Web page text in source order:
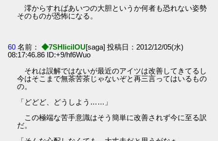
澪からすればあいつの大胆というか何者も恐れない姿勢
そのものが恐怖になる。
60 名前： ◆7SHIicilOU[saga] 投稿日：2012/12/05(水)
08:17:46.86 ID:+9/hf6Wuo
それは誤解ではないが最近のアイツは改善してきてるし
今はそこまで無茶苦茶じゃないぞと再三言ってはいるもの
の。
「どどど、どうしよう……」
この極端な苦手意識はそう簡単に改善されず今に至る訳
だ。